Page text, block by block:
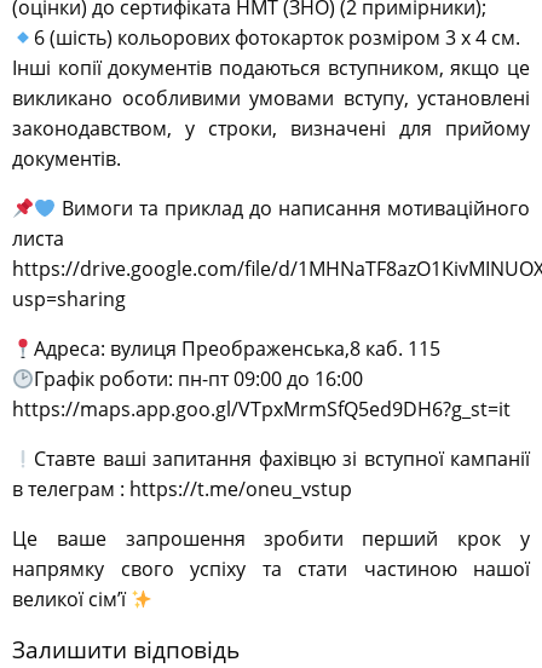
(оцінки) до сертифіката НМТ (ЗНО) (2 примірники);
6 (шість) кольорових фотокарток розміром 3 х 4 см.
Інші копії документів подаються вступником, якщо це
викликано особливими умовами вступу, установлені
законодавством, у строки, визначені для прийому
документів.
Вимоги та приклад до написання мотиваційного
листа
https://drive.google.com/file/d/
usp=sharing
Адреса: вулиця Преображенська,8 каб. 115
Графік роботи: пн-пт 09:00 до 16:00
https://maps.app.goo.gl/VTpxMrmSfQ5ed9DH6?g_st=it
Ставте ваші запитання фахівцю зі вступної кампанії
в телеграм : https://t.me/oneu_vstup
Це ваше запрошення зробити перший крок у
напрямку свого успіху та стати частиною нашої
великої сім’ї
Залишити відповідь